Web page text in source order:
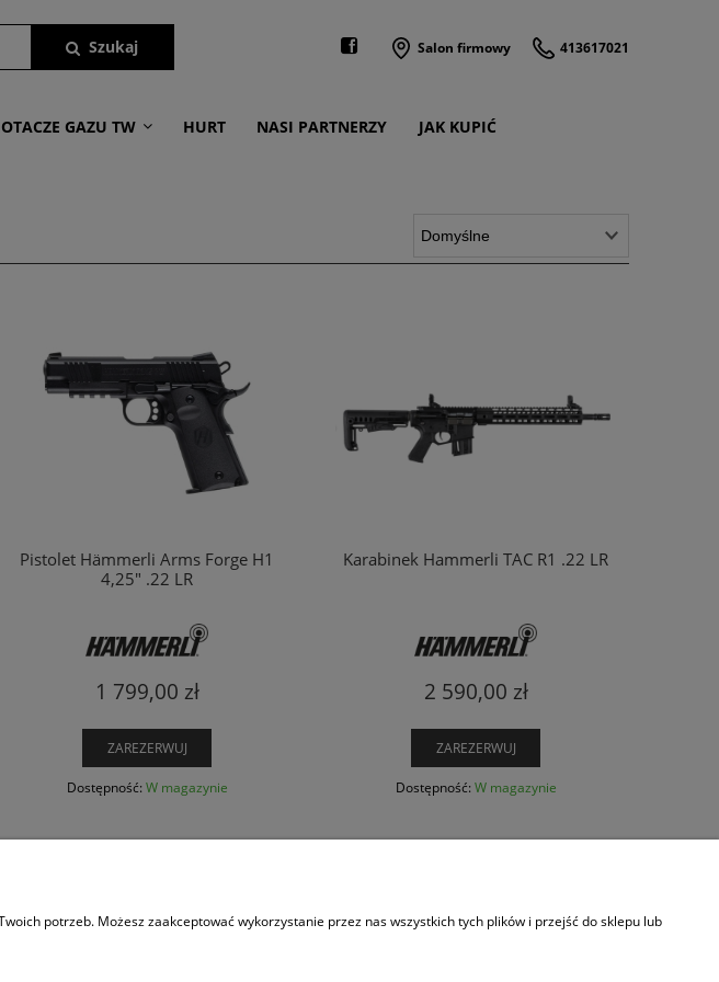
Salon firmowy 413617021
GAZU TW HURT NASI PARTNERZY JAK KUPIĆ
Pistolet Hämmerli Arms Forge H1
4,25" .22 LR
1 799,00 zł
ZAREZERWUJ
Dostępność: W magazynie
Karabinek Hammerli TAC R1 .22 LR
2 590,00 zł
ZAREZERWUJ
Dostępność: W magazynie
potrzeb. Możesz zaakceptować wykorzystanie przez nas wszystkich tych plików i przejść do sklepu lub